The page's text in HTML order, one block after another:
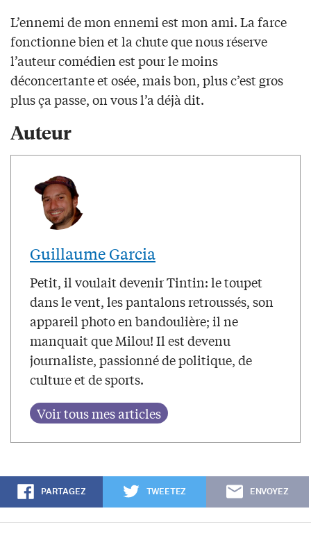
L’ennemi de mon ennemi est mon ami. La farce
fonctionne bien et la chute que nous réserve
l’auteur comédien est pour le moins
déconcertante et osée, mais bon, plus c’est gros
plus ça passe, on vous l’a déjà dit.
Auteur
Guillaume Garcia
Petit, il voulait devenir Tintin: le toupet
dans le vent, les pantalons retroussés, son
appareil photo en bandoulière; il ne
manquait que Milou! Il est devenu
journaliste, passionné de politique, de
culture et de sports.
PARTAGEZ TWEETEZ ENVOYEZ